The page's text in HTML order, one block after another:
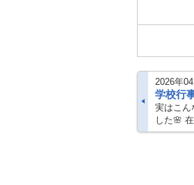
2026年
実はこん
した🌸
式 新入